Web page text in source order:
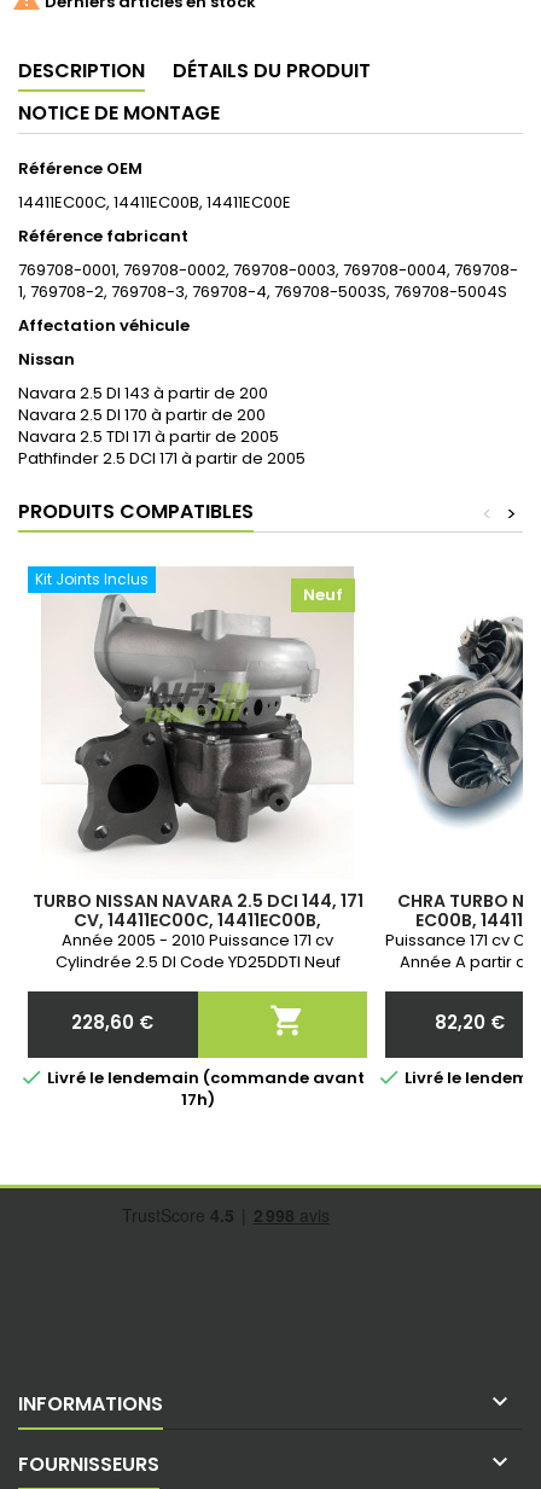
DESCRIPTION
DÉTAILS DU PRODUIT
NOTICE DE MONTAGE
Référence OEM
14411EC00C, 14411EC00B, 14411EC00E
Référence fabricant
769708-0001, 769708-0002, 769708-0003, 769708-0004, 769708-
1, 769708-2, 769708-3, 769708-4, 769708-5003S, 769708-5004S
Affectation véhicule
Nissan
Navara 2.5 DI 143 à partir de 200
Navara 2.5 DI 170 à partir de 200
Navara 2.5 TDI 171 à partir de 2005
Pathfinder 2.5 DCI 171 à partir de 2005
PRODUITS COMPATIBLES >
<
Kit Joints Inclus
Neuf
TURBO NISSAN NAVARA 2.5 DCI 144, 171
CV, 14411EC00C, 14411EC00B,
14411EC00E, 769708-2, 769708-3,
769708-4, 769708-5003S
Année 2005 - 2010 Puissance 171 cv
Cylindrée 2.5 DI Code YD25DDTI Neuf
Prix
228,60 € 
 Livré le lendemain (commande avant
17h)
CHRA TURBO
EC00B, 14411-
14411EB71B,
Puissance 171 cv
Année A partir
Prix
82,20 €
 Livré le
INFORMATIONS 
FOURNISSEURS 